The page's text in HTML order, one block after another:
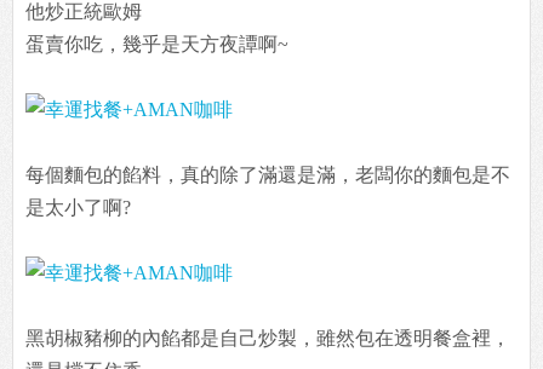
他炒正統歐姆
蛋賣你吃，幾乎是天方夜譚啊~
每個麵包的餡料，真的除了滿還是滿，老闆你的麵包是不
是太小了啊?
黑胡椒豬柳的內餡都是自己炒製，雖然包在透明餐盒裡，